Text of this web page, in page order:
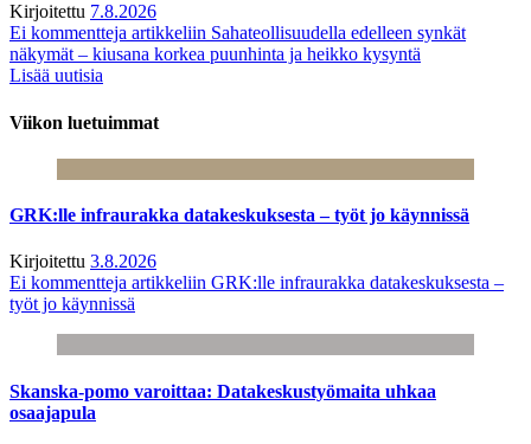
Kirjoitettu 7.8.2026
Ei kommentteja artikkeliin Sahateollisuudella edelleen synkät
näkymät – kiusana korkea puunhinta ja heikko kysyntä
Lisää uutisia
Viikon luetuimmat
GRK:lle infraurakka datakeskuksesta – työt jo käynnissä
Kirjoitettu 3.8.2026
Ei kommentteja artikkeliin GRK:lle infraurakka datakeskuksesta –
työt jo käynnissä
Skanska-pomo varoittaa: Datakeskustyömaita uhkaa
osaajapula